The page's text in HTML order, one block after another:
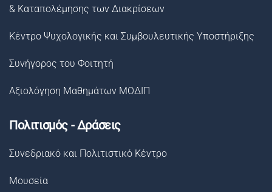
& Καταπολέμησης των Διακρίσεων
Κέντρο Ψυχολογικής και Συμβουλευτικής Υποστήριξης
Συνήγορος του Φοιτητή
Αξιολόγηση Μαθημάτων ΜΟΔΙΠ
Πολιτισμός - Δράσεις
Συνεδριακό και Πολιτιστικό Κέντρο
Μουσεία